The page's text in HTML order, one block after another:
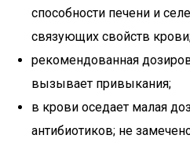
способности печени и
связующих свойств
рекомендованная
вызывает привыкания;
в крови оседает малая
антибиотиков; не